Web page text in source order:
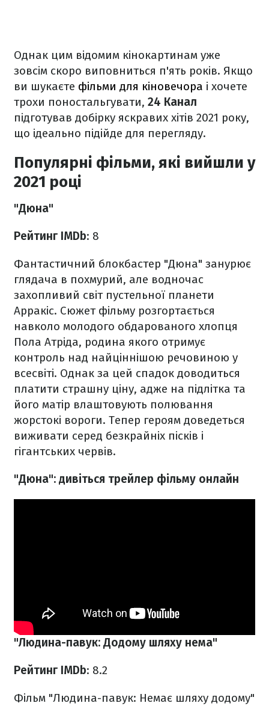
Однак цим відомим кінокартинам уже
зовсім скоро виповниться п'ять років. Якщо
ви шукаєте фільми для кіновечора і хочете
трохи поностальгувати, 24 Канал
підготував добірку яскравих хітів 2021 року,
що ідеально підійде для перегляду.
Популярні фільми, які вийшли у
2021 році
"Дюна"
Рейтинг IMDb: 8
Фантастичний блокбастер "Дюна" занурює
глядача в похмурий, але водночас
захопливий світ пустельної планети
Арракіс. Сюжет фільму розгортається
навколо молодого обдарованого хлопця
Пола Атріда, родина якого отримує
контроль над найціннішою речовиною у
всесвіті. Однак за цей спадок доводиться
платити страшну ціну, адже на підлітка та
його матір влаштовують полювання
жорстокі вороги. Тепер героям доведеться
виживати серед безкрайніх пісків і
гігантських червів.
"Дюна": дивіться трейлер фільму онлайн
"Людина-павук: Додому шляху нема"
Рейтинг IMDb: 8.2
Фільм "Людина-павук: Немає шляху додому"